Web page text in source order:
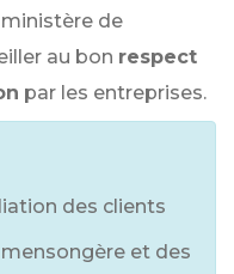
ministère de
au bon respect
par les entreprises.
des clients
et des